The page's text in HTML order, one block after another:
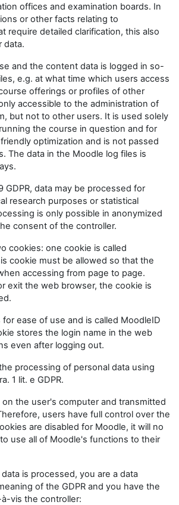
offices and examination boards. In
or other facts relating to
require detailed clarification, this also
data.
and the content data is logged in so-
e.g. at what time which users access
offerings or profiles of other
accessible to the administration of
but not to other users. It is used solely
the course in question and for
optimization and is not passed
The data in the Moodle log files is
GDPR, data may be processed for
research purposes or statistical
is only possible in anonymized
consent of the controller.
cookies: one cookie is called
cookie must be allowed so that the
accessing from page to page.
exit the web browser, the cookie is
ease of use and is called MoodleID
stores the login name in the web
even after logging out.
processing of personal data using
1 lit. e GDPR.
the user's computer and transmitted
users have full control over the
are disabled for Moodle, it will no
use all of Moodle's functions to their
is processed, you are a data
of the GDPR and you have the
vis the controller: